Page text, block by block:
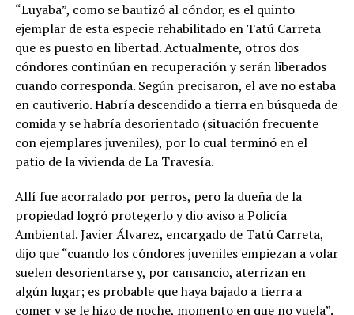
“Luyaba”, como se bautizó al cóndor, es el quinto
ejemplar de esta especie rehabilitado en Tatú Carreta
que es puesto en libertad. Actualmente, otros dos
cóndores continúan en recuperación y serán liberados
cuando corresponda. Según precisaron, el ave no estaba
en cautiverio. Habría descendido a tierra en búsqueda de
comida y se habría desorientado (situación frecuente
con ejemplares juveniles), por lo cual terminó en el
patio de la vivienda de La Travesía.
Allí fue acorralado por perros, pero la dueña de la
propiedad logró protegerlo y dio aviso a Policía
Ambiental. Javier Álvarez, encargado de Tatú Carreta,
dijo que “cuando los cóndores juveniles empiezan a volar
suelen desorientarse y, por cansancio, aterrizan en
algún lugar; es probable que haya bajado a tierra a
comer y se le hizo de noche, momento en que no vuela”.